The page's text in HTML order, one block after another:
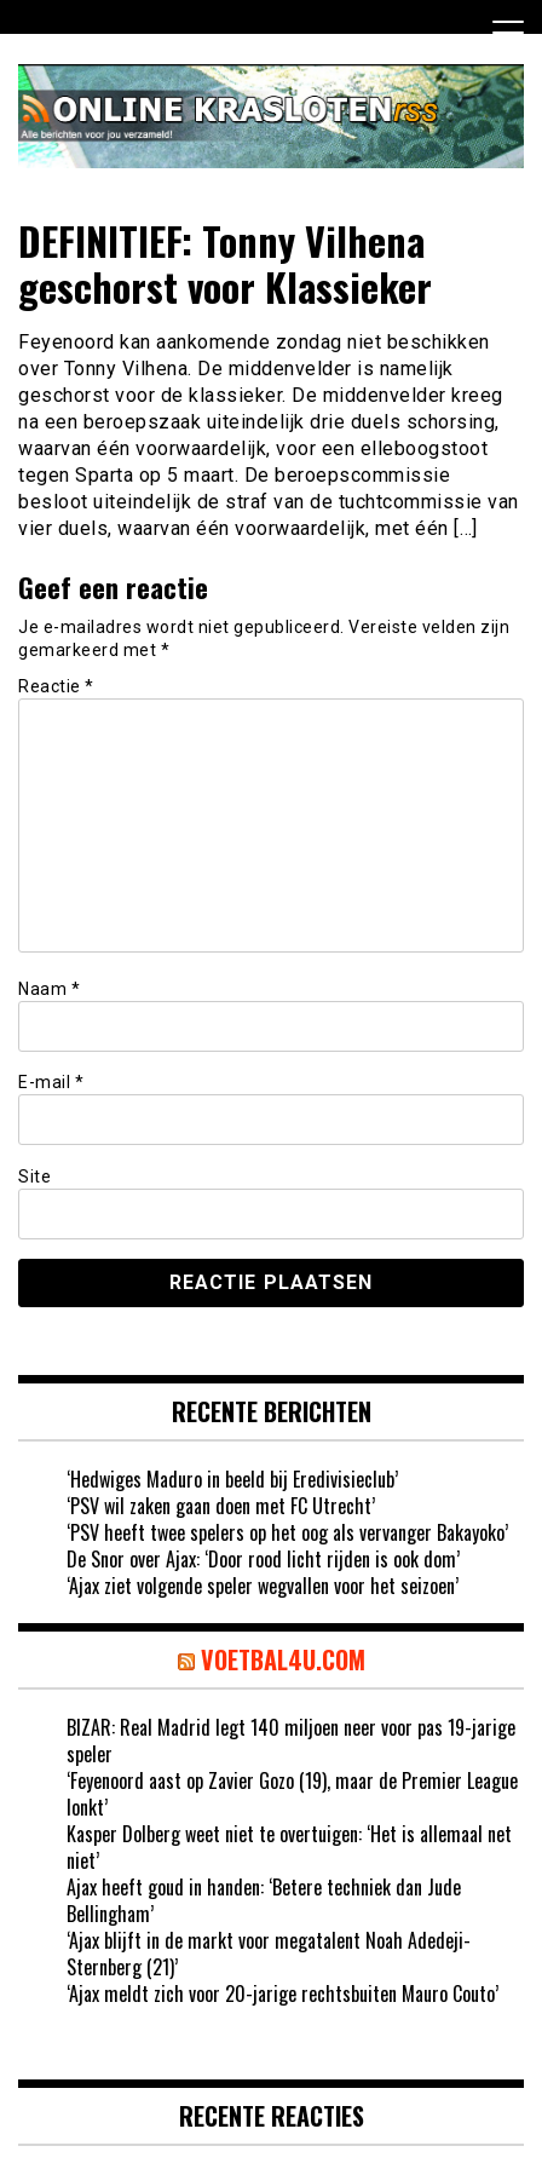
naar
inhoud
Online Krasloten RSS
jou verzameld
DEFINITIEF: Tonny Vilhena
geschorst voor Klassieker
Feyenoord kan aankomende zondag niet beschikken
over Tonny Vilhena. De middenvelder is namelijk
geschorst voor de klassieker. De middenvelder kreeg
na een beroepszaak uiteindelijk drie duels schorsing,
waarvan één voorwaardelijk, voor een elleboogstoot
tegen Sparta op 5 maart. De beroepscommissie
besloot uiteindelijk de straf van de tuchtcommissie van
vier duels, waarvan één voorwaardelijk, met één […]
Geef een reactie
Je e-mailadres wordt niet gepubliceerd. Vereiste velden zijn
gemarkeerd met *
Reactie *
Naam *
E-mail *
Site
RECENTE BERICHTEN
‘Hedwiges Maduro in beeld bij Eredivisieclub’
‘PSV wil zaken gaan doen met FC Utrecht’
‘PSV heeft twee spelers op het oog als vervanger Bakayoko’
De Snor over Ajax: ‘Door rood licht rijden is ook dom’
‘Ajax ziet volgende speler wegvallen voor het seizoen’
VOETBAL4U.COM
BIZAR: Real Madrid legt 140 miljoen neer voor pas 19-jarige
speler
‘Feyenoord aast op Zavier Gozo (19), maar de Premier League
lonkt’
Kasper Dolberg weet niet te overtuigen: ‘Het is allemaal net
niet’
Ajax heeft goud in handen: ‘Betere techniek dan Jude
Bellingham’
‘Ajax blijft in de markt voor megatalent Noah Adedeji-
Sternberg (21)’
‘Ajax meldt zich voor 20-jarige rechtsbuiten Mauro Couto’
RECENTE REACTIES